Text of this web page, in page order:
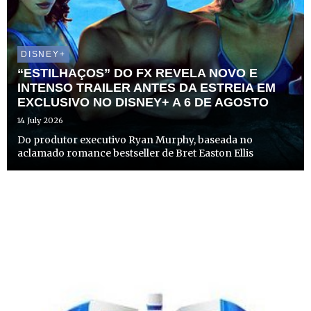
DISNEY+
“ESTILHAÇOS” DO FX REVELA NOVO E
INTENSO TRAILER ANTES DA ESTREIA EM
EXCLUSIVO NO DISNEY+ A 6 DE AGOSTO
14 July 2026
Do produtor executivo Ryan Murphy, baseada no
aclamado romance bestseller de Bret Easton Ellis